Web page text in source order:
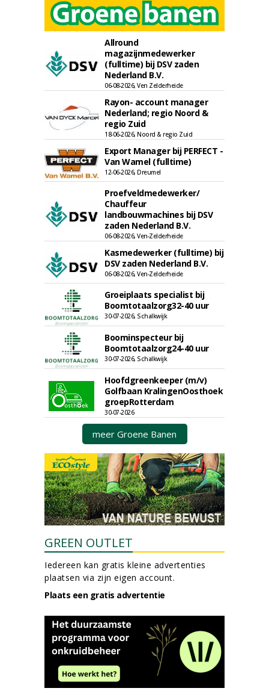
Allround
magazijnmedewerker
(fulltime) bij DSV zaden
Nederland B.V.
06-08-2026, Ven Zelderheide
Rayon- account manager
Nederland; regio Noord &
regio Zuid
18-06-2026, Noord & regio Zuid
Export Manager bij PERFECT -
Van Wamel (fulltime)
12-06-2026, Dreumel
Proefveldmedewerker/
Chauffeur
landbouwmachines bij DSV
zaden Nederland B.V.
06-08-2026, Ven-Zelderheide
Kasmedewerker (fulltime) bij
DSV zaden Nederland B.V.
06-08-2026, Ven-Zelderheide
Groeiplaats specialist bij
Boomtotaalzorg32-40 uur
30-07-2026, Schalkwijk
Boominspecteur bij
Boomtotaalzorg24-40 uur
30-07-2026, Schalkwijk
Hoofdgreenkeeper (m/v)
Golfbaan KralingenOosthoek
groepRotterdam
30-07-2026
meer Groene Banen
GREEN OUTLET
Iedereen kan gratis kleine advertenties
plaatsen via zijn eigen account.
Plaats een gratis advertentie